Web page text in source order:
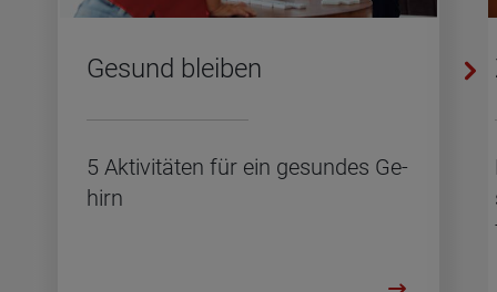
Ge­sund blei­ben
5 Ak­ti­vi­tä­ten für ein ge­sun­des Ge­
hirn